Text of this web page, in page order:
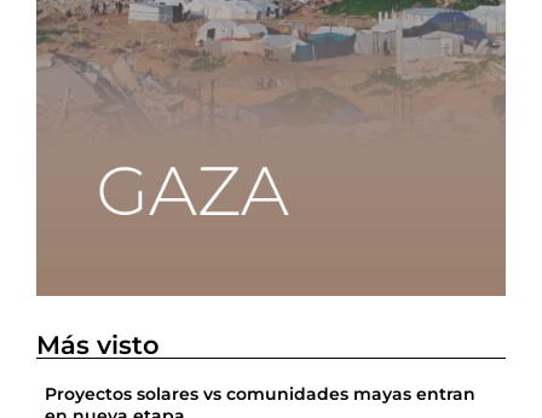
Más visto
Proyectos solares vs comunidades mayas entran